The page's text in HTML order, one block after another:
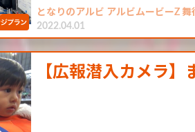
となりのアルビ アルビムービーZ
2022.04.01
【広報潜入カメラ】